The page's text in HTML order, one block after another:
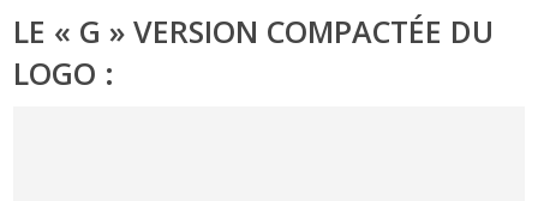
LE « G » VERSION COMPACTÉE DU
LOGO :